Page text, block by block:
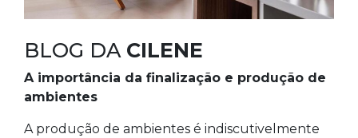
BLOG DA CILENE
A importância da finalização e produção de
ambientes
A produção de ambientes é indiscutivelmente